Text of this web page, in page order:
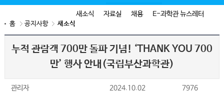
새소식 자료실 채용 E-과학관 뉴스레터
홈 공지사항 새소식
누적 관람객 700만 돌파 기념! ‘THANK YOU 700
만’ 행사 안내(국립부산과학관)
관리자 2024.10.02 7976